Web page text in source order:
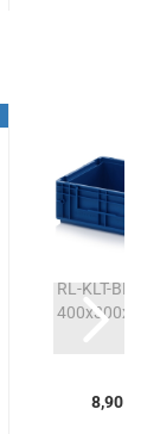
RL-KLT-
8,90 EUR